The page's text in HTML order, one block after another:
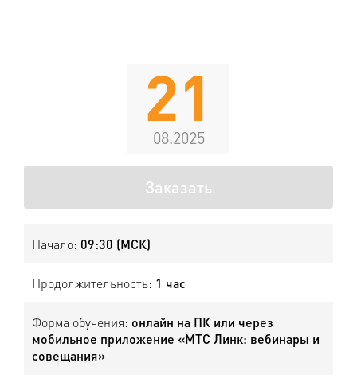
21
08.2025
Заказать
Начало: 09:30 (МСК)
Продолжительность: 1 час
Форма обучения: онлайн на ПК или через
мобильное приложение «МТС Линк: вебинары и
совещания»